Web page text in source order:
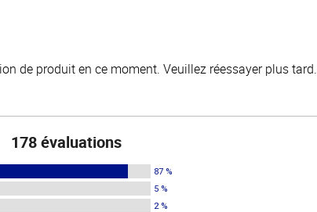
de produit en ce moment. Veuillez réessayer plus tard.
178 évaluations
87 %
5 %
2 %